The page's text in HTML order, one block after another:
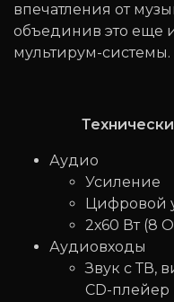
впечатления от
объединив это еще
мультирум-системы.
Аудио
Усиление
Цифровой
2х60 Вт (8
Аудиовходы
Звук с ТВ,
CD-